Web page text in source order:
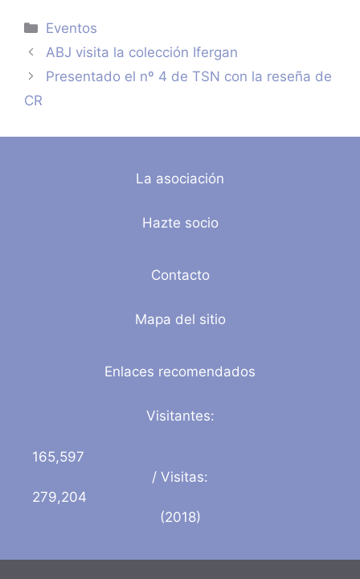
Categorías
Eventos
ABJ visita la colección Ifergan
Presentado el nº 4 de TSN con la reseña de
CR
La asociación
Hazte socio
Contacto
Mapa del sitio
Enlaces recomendados
Visitantes:
165,597
/ Visitas:
279,204
(2018)